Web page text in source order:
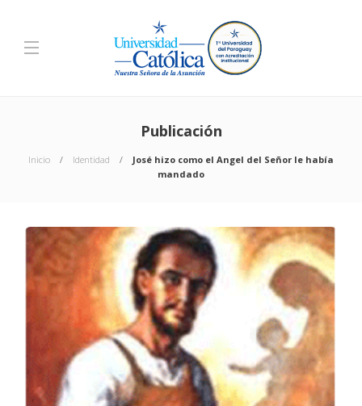
Publicación
Inicio Identidad
José hizo como el Angel del Señor le había
mandado